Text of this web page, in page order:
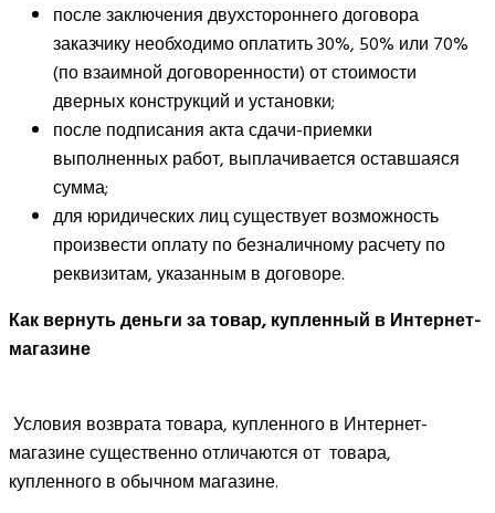
после заключения двухстороннего договора
заказчику необходимо оплатить 30%, 50% или 70%
(по взаимной договоренности) от стоимости
дверных конструкций и установки;
после подписания акта сдачи-приемки
выполненных работ, выплачивается оставшаяся
сумма;
для юридических лиц существует возможность
произвести оплату по безналичному расчету по
реквизитам, указанным в договоре.
Как вернуть деньги за товар, купленный в Интернет-
магазине
Условия возврата товара, купленного в Интернет-
магазине существенно отличаются от товара,
купленного в обычном магазине.